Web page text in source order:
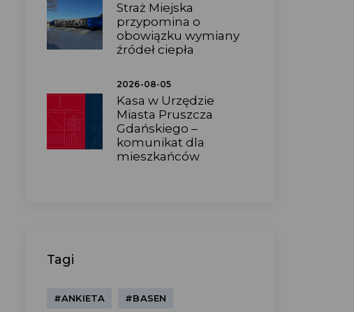
Straż Miejska
przypomina o
obowiązku wymiany
źródeł ciepła
2026-08-05
Kasa w Urzędzie
Miasta Pruszcza
Gdańskiego –
komunikat dla
mieszkańców
Tagi
#ANKIETA #BASEN